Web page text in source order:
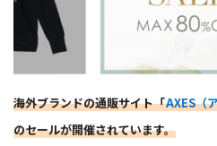
海外ブランドの通販サイト「AXES（
のセールが開催されています。